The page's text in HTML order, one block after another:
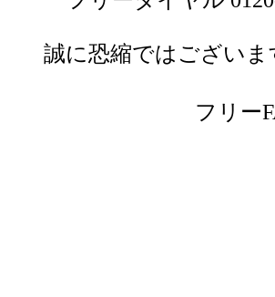
誠に恐縮ではござい
フリー